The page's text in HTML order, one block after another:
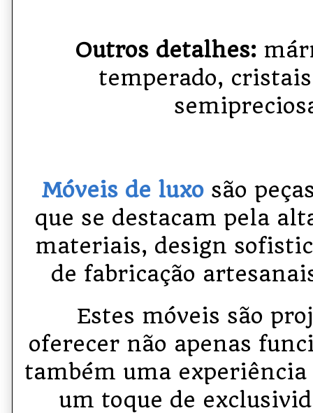
Outros detalhes:
temperado,
Móveis de luxo são
que se destacam pela
materiais, design
de fabricação
Estes móveis são
oferecer não apenas
também uma
um toque de